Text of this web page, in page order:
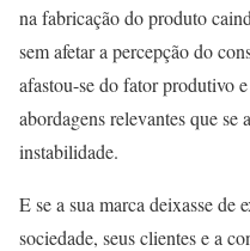
na fabricação do produto
sem afetar a percepção do
afastou-se do fator produtivo
abordagens relevantes que se
instabilidade.
E se a sua marca deixasse de
sociedade, seus clientes e a